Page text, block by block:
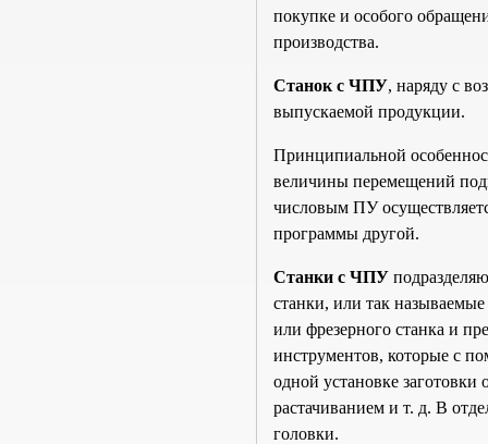
покупке и особого
производства.
Станок с ЧПУ, наряду с
выпускаемой продукции.
Принципиальной
величины перемещений
числовым ПУ
программы другой.
Станки с ЧПУ
станки, или так
или фрезерного станка и
инструментов, которые с
одной установке
растачиванием и т. д. В
головки.